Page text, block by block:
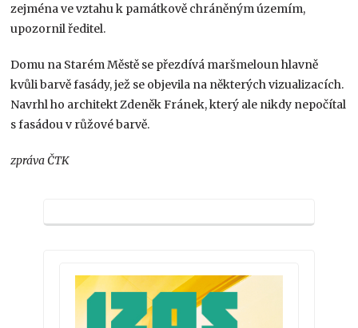
zejména ve vztahu k památkově chráněným územím,
upozornil ředitel.
Domu na Starém Městě se přezdívá maršmeloun hlavně
kvůli barvě fasády, jež se objevila na některých vizualizacích.
Navrhl ho architekt Zdeněk Fránek, který ale nikdy nepočítal
s fasádou v růžové barvě.
zpráva ČTK